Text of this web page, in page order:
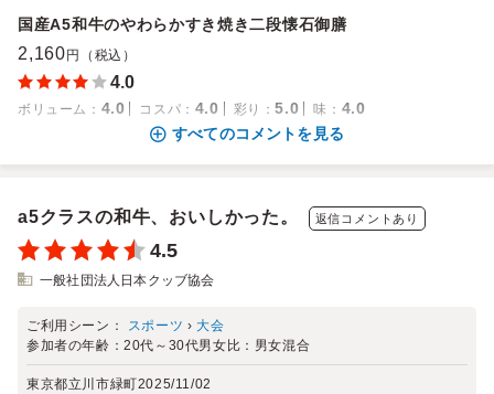
国産A5和牛のやわらかすき焼き二段懐石御膳
2,160 円（税込）
4.0
ボリューム ： 4.0 コスパ ： 4.0 彩り ：5.0 味 ： 4.0
すべてのコメントを見る
a5クラスの和牛、おいしかった。 返信コメントあり
4.5
一般社団法人日本クッブ協会
ご利用シーン： スポーツ ›大会
参加者の年齢：20代～30代男女比： 男女混合
東京都立川市緑町2025/11/02